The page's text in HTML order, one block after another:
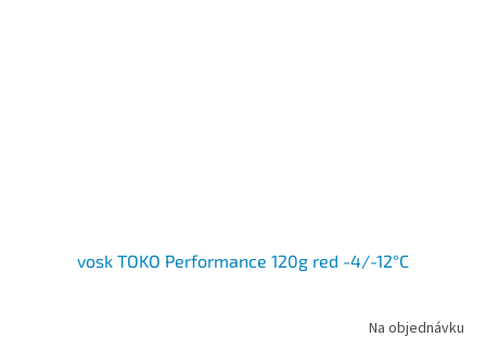
vosk TOKO Performance 120g red -4/-12°C
Na objednávku